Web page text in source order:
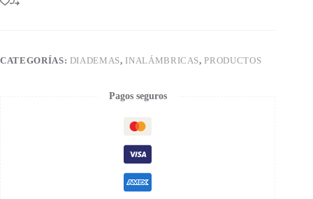
CATEGORÍAS: DIADEMAS, INALÁMBRICAS,PRODUCTOS
Pagos seguros